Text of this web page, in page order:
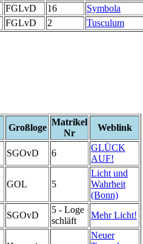
FGLvD 16
Symbola
FGLvD 2 Tusculum
Großloge
Matrikel
Nr
Weblink
SGOvD 6
GLÜCK
AUF!
GOL 5
Licht und
Wahrheit
(Bonn)
SGOvD
5 - Loge
schläft
Mehr Licht!
Neuer